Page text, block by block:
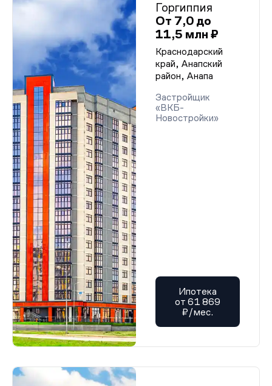
Горгиппия
От 7,0 до
11,5 млн ₽
Краснодарский
край, Анапский
район, Анапа
Застройщик
«ВКБ-
Новостройки»
Ипотека
от 61 869
₽/мес.